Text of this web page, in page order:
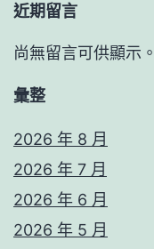
近期留言
尚無留言可供顯示。
彙整
2026 年 8 月
2026 年 7 月
2026 年 6 月
2026 年 5 月